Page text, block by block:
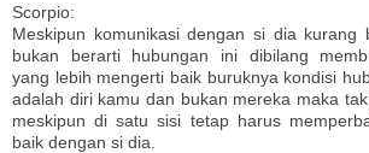
Scorpio:
Meskipun komunikasi dengan si dia kurang
bukan berarti hubungan ini dibilang
yang lebih mengerti baik buruknya kondisi
adalah diri kamu dan bukan mereka maka
meskipun di satu sisi tetap harus
baik dengan si dia.